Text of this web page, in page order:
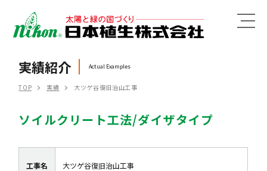
MENU
実績紹介 Actual Examples
TOP 実績 大ツゲ谷復旧治山工事
ソイルクリート工法/ダイザタイプ
工事名 大ツゲ谷復旧治山工事